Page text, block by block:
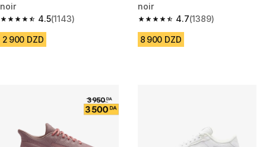
noir
4.5
4.5 out of 5 stars from 1143 reviews
(1143)
2 900 DZD
noir
4.7
4.7 out of 5 stars from 1389
(1389)
8 900 DZD